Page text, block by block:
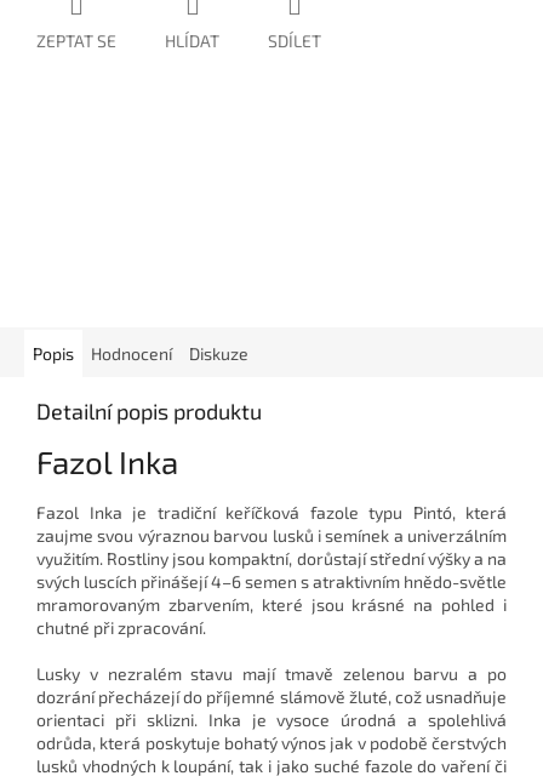
ZEPTAT SE HLÍDAT SDÍLET
Popis Hodnocení Diskuze
Detailní popis produktu
Fazol Inka
Fazol Inka je tradiční keříčková fazole typu Pintó, která
zaujme svou výraznou barvou lusků i semínek a univerzálním
využitím. Rostliny jsou kompaktní, dorůstají střední výšky a na
svých luscích přinášejí 4–6 semen s atraktivním hnědo-světle
mramorovaným zbarvením, které jsou krásné na pohled i
chutné při zpracování.
Lusky v nezralém stavu mají tmavě zelenou barvu a po
dozrání přecházejí do příjemné slámově žluté, což usnadňuje
orientaci při sklizni. Inka je vysoce úrodná a spolehlivá
odrůda, která poskytuje bohatý výnos jak v podobě čerstvých
lusků vhodných k loupání, tak i jako suché fazole do vaření či